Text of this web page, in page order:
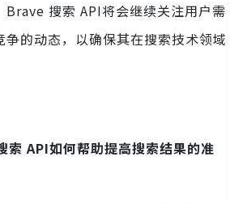
Brave 搜索 API将会继续关注用户需
争的动态，以确保其在搜索技术领域
索 API如何帮助提高搜索结果的准